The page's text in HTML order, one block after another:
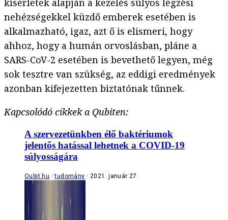
kísérletek alapján a kezelés súlyos légzési
nehézségekkel küzdő emberek esetében is
alkalmazható, igaz, azt ő is elismeri, hogy
ahhoz, hogy a humán orvoslásban, pláne a
SARS-CoV-2 esetében is bevethető legyen, még
sok tesztre van szükség, az eddigi eredmények
azonban kifejezetten biztatónak tűnnek.
Kapcsolódó cikkek a Qubiten:
A szervezetünkben élő baktériumok
jelentős hatással lehetnek a COVID-19
súlyosságára
Qubit.hu tudomány 2021. január 27.